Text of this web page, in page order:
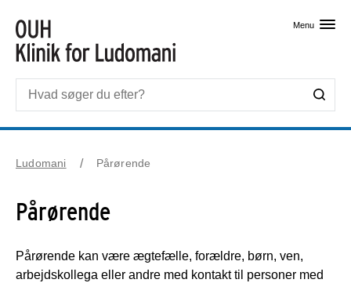
Menu
Ludomani Pårørende
Pårørende
Pårørende kan være ægtefælle, forældre, børn, ven,
arbejdskollega eller andre med kontakt til personer med